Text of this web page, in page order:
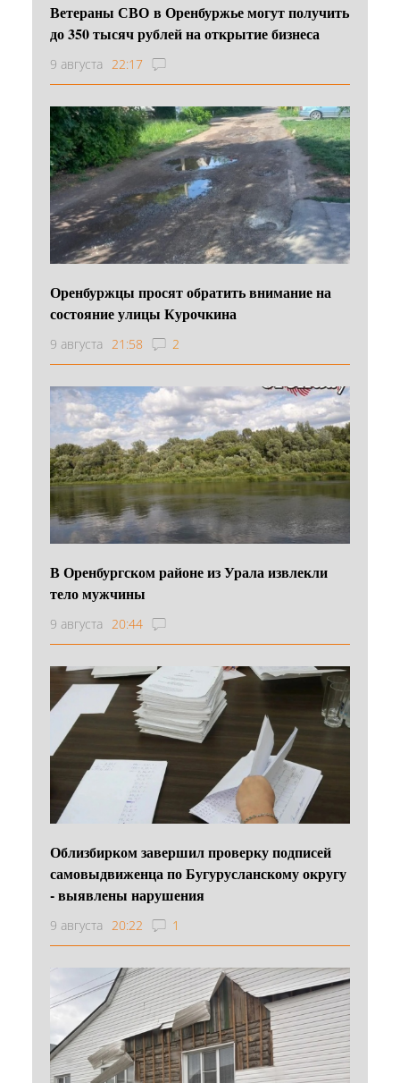
Ветераны СВО в Оренбуржье могут получить
до 350 тысяч рублей на открытие бизнеса
9 августа 22:17
Оренбуржцы просят обратить внимание на
состояние улицы Курочкина
9 августа 21:58 2
В Оренбургском районе из Урала извлекли
тело мужчины
9 августа 20:44
Облизбирком завершил проверку подписей
самовыдвиженца по Бугурусланскому округу
- выявлены нарушения
9 августа 20:22 1